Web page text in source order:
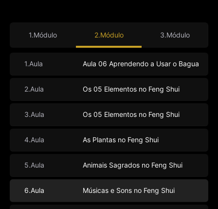
1.Módulo 2.Módulo 3.Módulo
1.Aula Aula 06 Aprendendo a Usar o Bagua
2.Aula Os 05 Elementos no Feng Shui
3.Aula Os 05 Elementos no Feng Shui
4.Aula As Plantas no Feng Shui
5.Aula Animais Sagrados no Feng Shui
6.Aula Músicas e Sons no Feng Shui